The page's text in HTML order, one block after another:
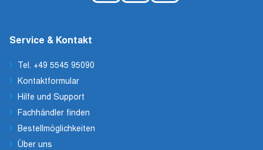
Service & Kontakt
Tel. +49 5545 95090
Kontaktformular
Hilfe und Support
Fachhändler finden
Bestellmöglichkeiten
Über uns